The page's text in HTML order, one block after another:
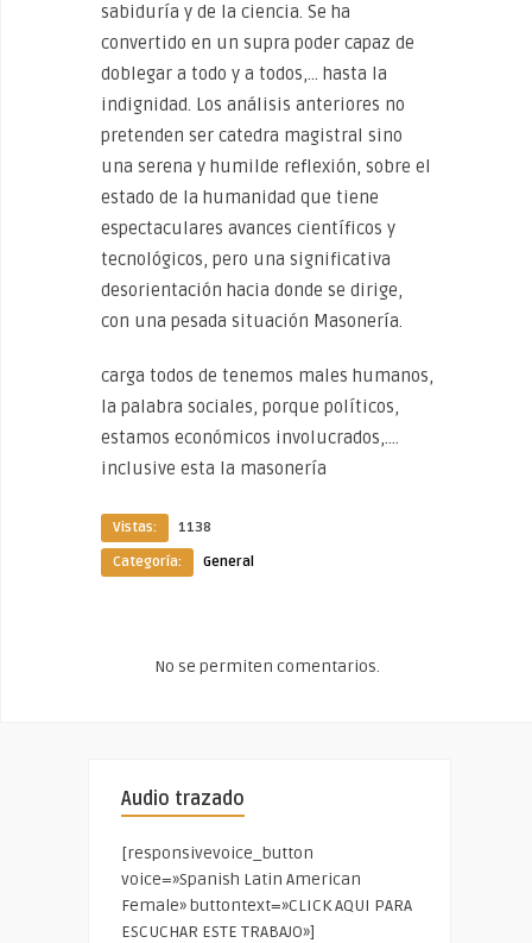
sabiduría y de la ciencia. Se ha
convertido en un supra poder capaz de
doblegar a todo y a todos,… hasta la
indignidad. Los análisis anteriores no
pretenden ser catedra magistral sino
una serena y humilde reflexión, sobre el
estado de la humanidad que tiene
espectaculares avances científicos y
tecnológicos, pero una significativa
desorientación hacia donde se dirige,
con una pesada situación Masonería.
carga todos de tenemos males humanos,
la palabra sociales, porque políticos,
estamos económicos involucrados,….
inclusive esta la masonería
Vistas:
1138
Categoría:
General
No se permiten comentarios.
Audio trazado
[responsivevoice_button
voice=»Spanish Latin American
Female» buttontext=»CLICK AQUI PARA
ESCUCHAR ESTE TRABAJO»]